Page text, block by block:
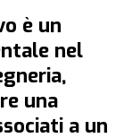
è un
nel
una
a un